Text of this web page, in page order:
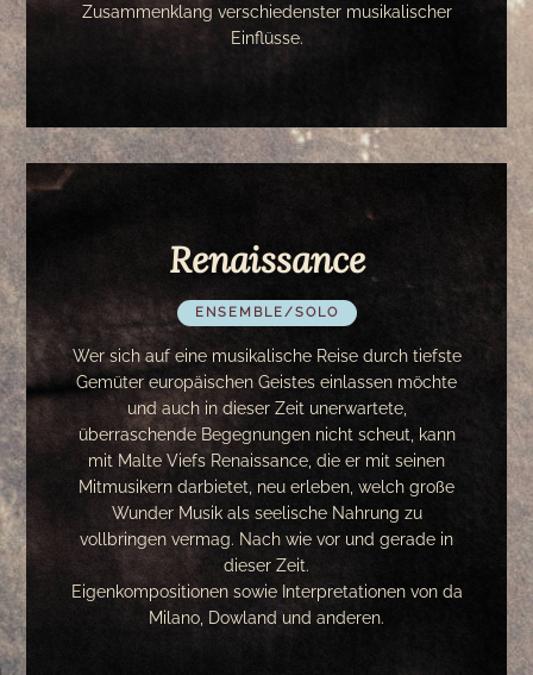
Zusammenklang verschiedenster musikalischer
Einflüsse.
Renaissance
ENSEMBLE/SOLO
Wer sich auf eine musikalische Reise durch tiefste
Gemüter europäischen Geistes einlassen möchte
und auch in dieser Zeit unerwartete,
überraschende Begegnungen nicht scheut, kann
mit Malte Viefs Renaissance, die er mit seinen
Mitmusikern darbietet, neu erleben, welch große
Wunder Musik als seelische Nahrung zu
vollbringen vermag. Nach wie vor und gerade in
dieser Zeit.
Eigenkompositionen sowie Interpretationen von da
Milano, Dowland und anderen.